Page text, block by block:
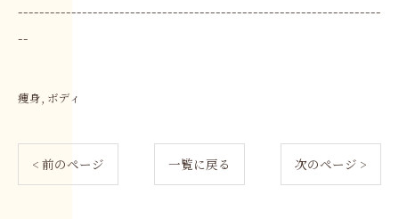
--------------------------------------------------------------------
--
痩身 ボディ
< 前のページ 一覧に戻る 次のページ >